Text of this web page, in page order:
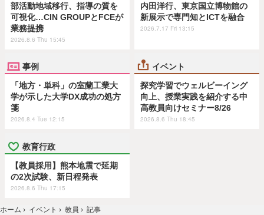
部活動地域移行、指導の質を
可視化…CIN GROUPとFCEが
業務提携
2026.8.6 Thu 15:45
内田洋行、東京国立博物館の
新展示で専門知とICTを融合
2026.7.17 Fri 13:15
事例
「地方・単科」の室蘭工業大
学が示した大学DX成功の処方
箋
2026.8.4 Tue 12:15
イベント
探究学習でウェルビーイング
向上、授業実践を紹介する中
高教員向けセミナー8/26
2026.8.6 Thu 18:45
教育行政
【教員採用】熊本地震で延期
の2次試験、新日程発表
2026.8.6 Thu 17:15
ホーム › イベント › 教員 › 記事